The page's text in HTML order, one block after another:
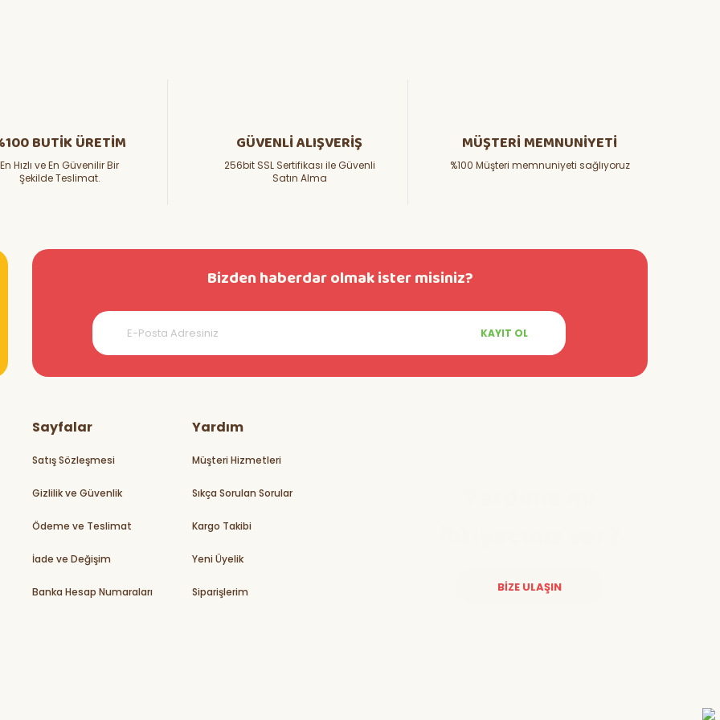
Diğer yorumları göster
BUTİK ÜRETİM
En Hızlı ve En Güvenilir Bir
Şekilde Teslimat.
GÜVENLİ ALIŞVERİŞ
256bit SSL Sertifikası ile Güvenli
Satın Alma
MÜŞTERİ MEMNUNİYETİ
%100 Müşteri memnuniyeti sağlıyoruz
Bizden haberdar olmak ister misiniz?
KAYIT OL
Sayfalar
Satış Sözleşmesi
Gizlilik ve Güvenlik
Ödeme ve Teslimat
İade ve Değişim
Banka Hesap Numaraları
Yardım
Müşteri Hizmetleri
Sıkça Sorulan Sorular
Kargo Takibi
Yeni Üyelik
Siparişlerim BİZE ULAŞIN